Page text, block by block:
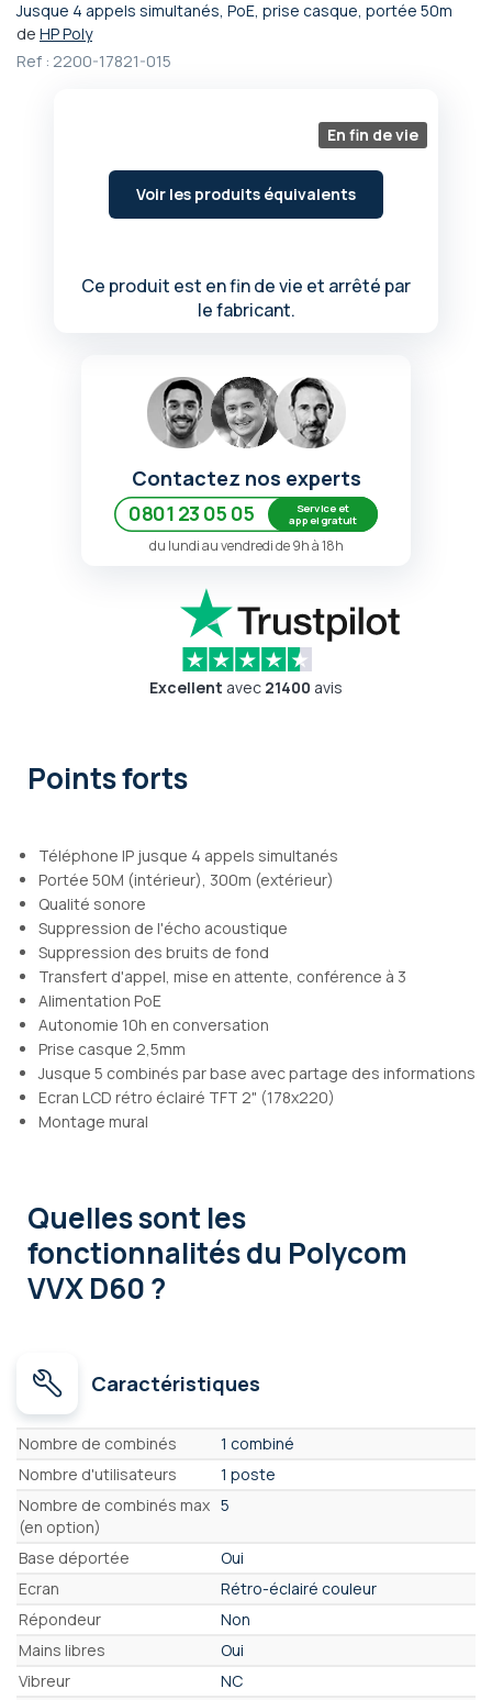
Jusque 4 appels simultanés, PoE, prise casque, portée 50m
de HP Poly
Ref : 2200-17821-015
En fin de vie
Voir les produits équivalents
Ce produit est en fin de vie et arrêté par
le fabricant.
Passer
au
début
Contactez nos experts
0801 23 05 05
Service et
appel gratuit
du lundi au vendredi de 9h à 18h
Excellent avec 21400 avis
Points forts
Téléphone IP jusque 4 appels simultanés
Portée 50M (intérieur), 300m (extérieur)
Qualité sonore
Suppression de l'écho acoustique
Suppression des bruits de fond
Transfert d'appel, mise en attente, conférence à 3
Alimentation PoE
Autonomie 10h en conversation
Prise casque 2,5mm
Jusque 5 combinés par base avec partage des informations
Ecran LCD rétro éclairé TFT 2" (178x220)
Montage mural
Quelles sont les
fonctionnalitésdu Polycom
VVX D60 ?
Caractéristiques
Caractéristiques
Nombre de combinés
1 combiné
Nombre d'utilisateurs
1 poste
Nombre de combinés max
(en option)
5
Base déportée
Oui
Ecran
Rétro-éclairé couleur
Répondeur
Non
Mains libres
Oui
Vibreur
NC